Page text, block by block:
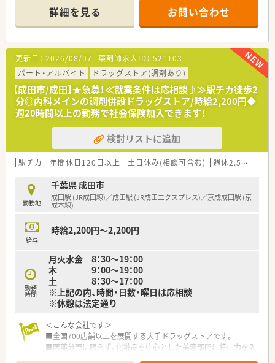
頑張り次第で高給与も可能！
■経験や勤務コースによりますが、経験の少ない方でも500万前
半スタートと業界TOP水準！
■職種や職域に合わせ、豊富な社内研修や外部組織と連携した研
修を用意されています
■薬剤師が中心の会社だからこそ活躍できるキャリアパスが多
種多様に用意されています。
■店舗拡大に伴い、エリアマネジャーや営業部長等のマネジメン
トのポジションも増えます。
■在宅や教育等の専門性を活かせるスペシャリストを目指すこ
とも可能です。
■その他にも、管理部門や商品部門等の本社スタッフなど活動領
域は多種多様です。
■在宅実施店舗は年々増加しており、在宅医療へもしっかりと関
わる事ができます。
時短勤務ができるよう変更予定です。
■年間休日が120日とワークライフバランスが整っています
■日用品から常備薬まで、従業員割引制度など嬉しいメリットも
詳細を見る お問い合わせ
更新日： 2026/08/07 薬剤師求人ID： 521103
パート・アルバイト
ドラッグストア(調剤あり)
【成田市/成田】★急募！≪就業条件は応相談♪≫駅チカ徒歩2
分◎内科メインの調剤併設ドラッグストア/時給2,200円◆
週20時間以上の勤務で社会保険加入できます！
検討リストに追加
駅チカ 年間休日120日以上 土日休み(相談可含む) 週休2.5日以上
勤務地
千葉県 成田市
成田駅 (JR成田線)／成田駅 (JR成田エクスプレス)／京成成田駅 (京
成本線)
給与
時給2,200円～2,200円
勤務
時間
月火水金 8：30～19：00
木 9：00～19：00
土 8：30～17：00
※上記の内、時間・日数・曜日は応相談
※休憩は法定通り
＜こんな会社です＞
■全国700店舗以上を展開する大手ドラッグストアです。
■医薬分野に限らず、化粧品を中心とした美容部門に特に力を入